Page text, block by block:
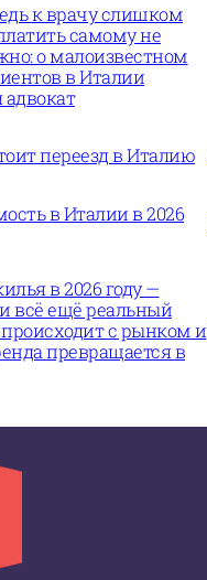
к врачу слишком
самому не
о малоизвестном
в Италии
переезд в Италию
в Италии в 2026
в 2026 году —
всё ещё реальный
с рынком и
превращается в